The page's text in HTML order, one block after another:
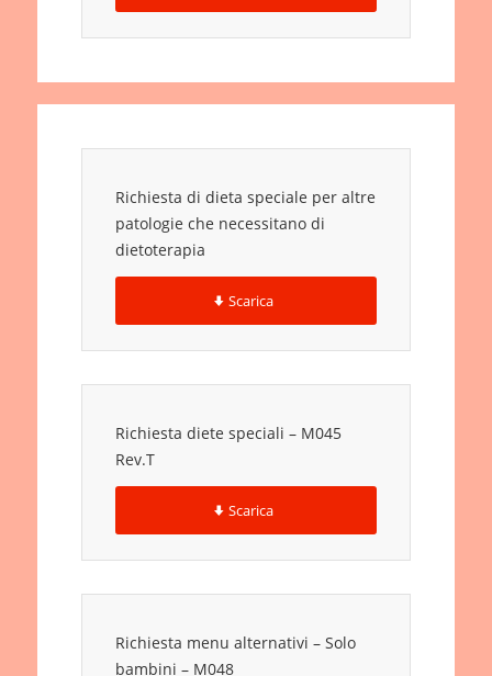
Richiesta di dieta speciale per altre
patologie che necessitano di
dietoterapia
Scarica
Richiesta diete speciali – M045
Rev.T
Scarica
Richiesta menu alternativi – Solo
bambini – M048